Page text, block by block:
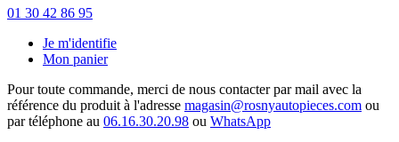
01 30 42 86 95
Je m'identifie
Mon panier
Pour toute commande, merci de nous contacter par mail avec la
référence du produit à l'adresse magasin@rosnyautopieces.com ou
par téléphone au 06.16.30.20.98 ou WhatsApp